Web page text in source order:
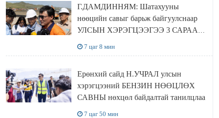
Г.ДАМДИННЯМ: Шатахууны
нөөцийн савыг барьж байгуулснаар
УЛСЫН ХЭРЭГЦЭЭГЭЭ 3 САРААР
7 цаг 8 мин
Ерөнхий сайд Н.УЧРАЛ улсын
хэрэгцээний БЕНЗИН НӨӨЦЛӨХ
САВНЫ нөхцөл байдалтай танилцлаа
7 цаг 50 мин